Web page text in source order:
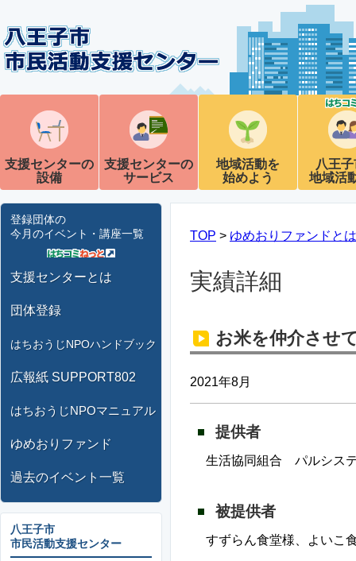
支援センターの
設備
支援センターの
サービス
地域活動を
始めよう
八王
地域活
登録団体の
今月のイベント・講座一覧
支援センターとは
団体登録
はちおうじNPOハンドブック
広報紙 SUPPORT802
はちおうじNPOマニュアル
ゆめおりファンド
過去のイベント一覧
八王子市
市民活動支援センター
TOP > ゆめおりファンドとは
実績詳細
お米を仲介させ
2021年8月
提供者
生活協同組合 パルシス
被提供者
すずらん食堂様、よいこ